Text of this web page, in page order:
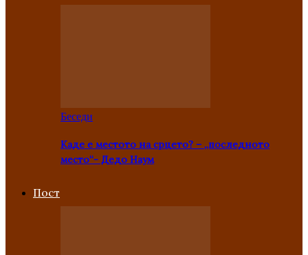
Беседи
Каде е местото на срцето? – „последното
место“- Дедо Наум
Пост